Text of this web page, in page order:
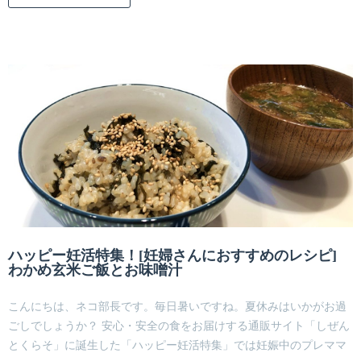
ハッピー妊活特集！[妊婦さんにおすすめのレシピ]
わかめ玄米ご飯とお味噌汁
こんにちは、ネコ部長です。毎日暑いですね。夏休みはいかがお過
ごしでしょうか？ 安心・安全の食をお届けする通販サイト「しぜん
とくらそ」に誕生した「ハッピー妊活特集」では妊娠中のプレママ